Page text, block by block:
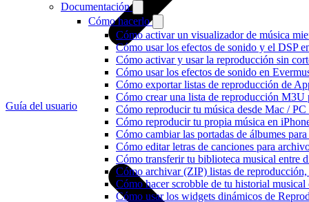
Documentación
Cómo hacerlo
Cómo activar un visualizador de música
Cómo usar los efectos de sonido y el DSP
Cómo activar y usar la reproducción sin
Cómo usar los efectos de sonido en
Cómo exportar listas de reproducción de
Cómo crear una lista de reproducción
Cómo reproducir tu música desde Mac /
Cómo reproducir tu propia música en
Cómo cambiar las portadas de álbumes
Cómo editar letras de canciones para
Cómo transferir tu biblioteca musical entre
Cómo archivar (ZIP) listas de
Cómo hacer scrobble de tu historial
Cómo usar los widgets dinámicos de
Guía del usuario